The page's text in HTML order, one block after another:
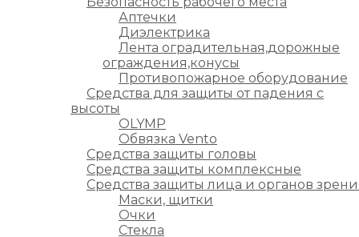
Аптечки
Диэлектрика
Лента оградительная,дорожные
ограждения,конусы
Противопожарное оборудование
Средства для защиты от падения с
высоты
OLYMP
Обвязка Vento
Средства защиты головы
Средства защиты комплексные
Средства защиты лица и органов
Маски, щитки
Очки
Стекла